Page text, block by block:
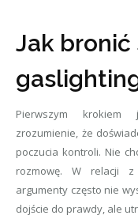
Jak bronić
Pierwszym krokiem
zrozumienie, że
poczucia kontroli. Nie
rozmowę. W relacji z
argumenty często nie
dojście do prawdy, ale